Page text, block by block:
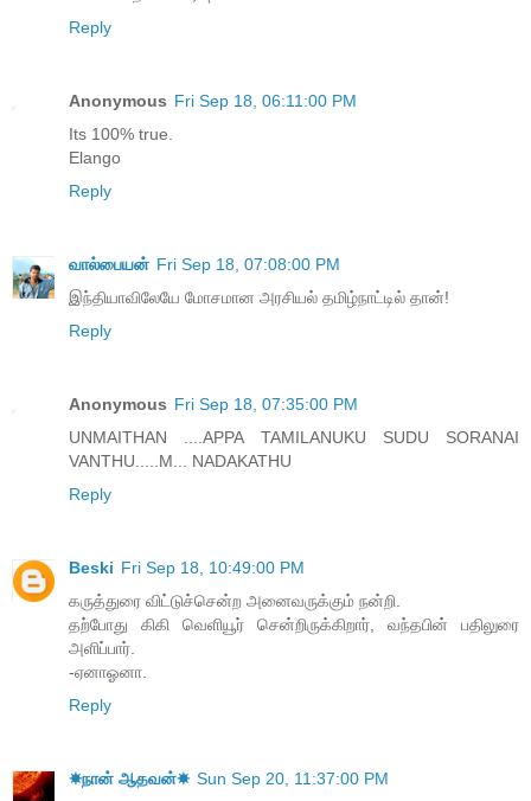
Reply
Anonymous Fri Sep 18, 06:11:00 PM
Its 100% true.
Elango
Reply
வால்பையன் Fri Sep 18, 07:08:00 PM
இந்தியாவிலேயே மோசமான அரசியல் தமிழ்நாட்டில் தான்!
Reply
Anonymous Fri Sep 18, 07:35:00 PM
UNMAITHAN ....APPA TAMILANUKU SUDU SORANAI
VANTHU.....M... NADAKATHU
Reply
Beski Fri Sep 18, 10:49:00 PM
கருத்துரை விட்டுச்சென்ற அனைவருக்கும் நன்றி.
தற்போது கிகி வெளியூர் சென்றிருக்கிறார், வந்தபின் பதிலுரை
அளிப்பார்.
-ஏனாஓனா.
Reply
☀நான் ஆதவன்☀ Sun Sep 20, 11:37:00 PM